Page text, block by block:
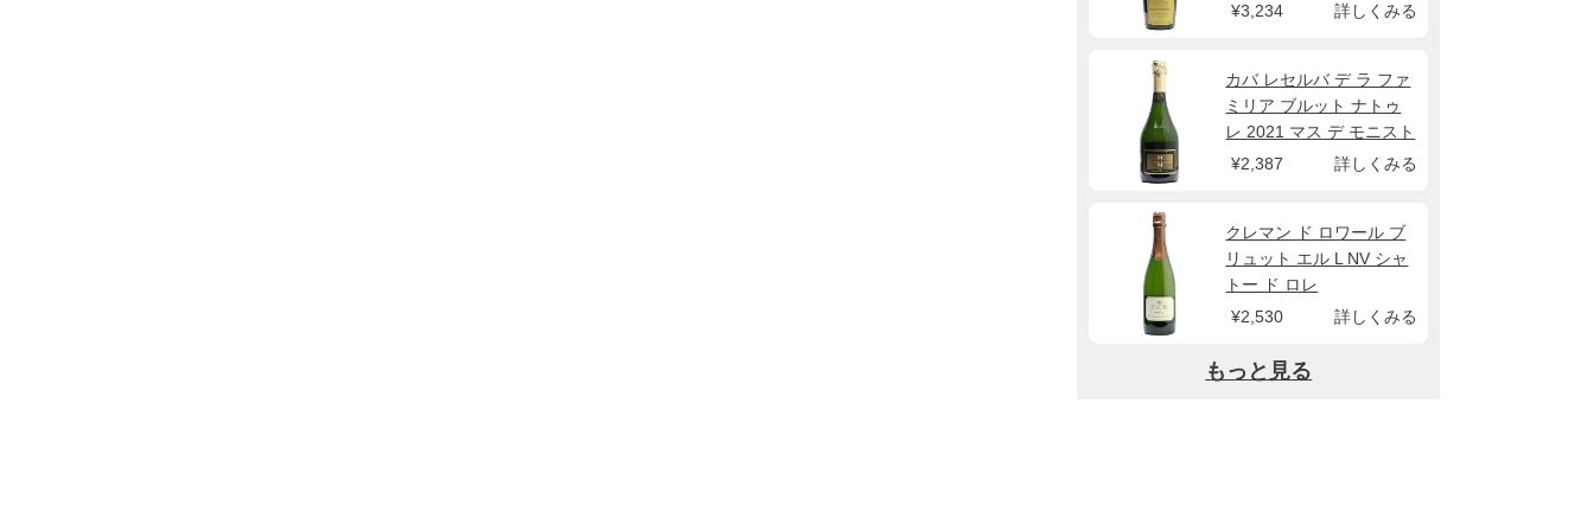
¥3,234 詳しくみる
カバ レセルバ デ ラ ファ
ミリア ブルット ナトゥ
レ 2021 マス デ モニスト
ロル
¥2,387 詳しくみる
クレマン ド ロワール ブ
リュット エル L NV シャ
トー ド ロレ
¥2,530
詳しくみる
もっと見る